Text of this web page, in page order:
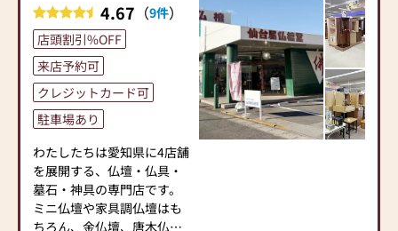
・名古屋大須ロータリーク
ラブ会員
・一般財団法人伝統的工芸
品産業振興協会賛助会員
・「PRAY for (ONE) 小さな
祈りのプロジェクト」サポ
ーター企業
◆店舗◆
愛知県下に「大須本店」
「小牧店」「尾張旭店」
「大府店」の４店舗、岐阜
間約25,000基のお仏壇、約
3,000基のお墓を納めていま
す。「お仏壇のはせがわ」
では、さまざまな供養（対
話の場づくり）の形をご提
案しております。ご自身、
ご家族にあった供養の形に
ついて、迷うことや、お困
りのことなどございました
ら、ぜひ、お気軽にご相談
ください。店内にはお仏
壇・お仏具・お位牌・お線
4.67 （9件）
店頭割引%OFF
来店予約可
クレジットカード可
駐車場あり
わたしたちは愛知県に4店舗
を展開する、仏壇・仏具・
墓石・神具の専門店です。
ミニ仏壇や家具調仏壇はも
ちろん、金仏壇、唐木仏